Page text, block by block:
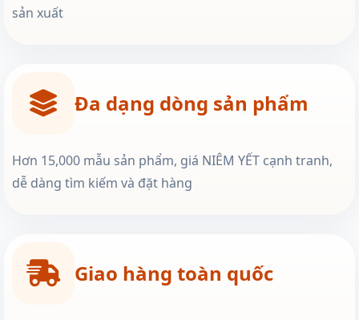
sản xuất
Đa dạng dòng sản phẩm
Hơn 15,000 mẫu sản phẩm, giá NIÊM YẾT cạnh tranh,
dễ dàng tìm kiếm và đặt hàng
Giao hàng toàn quốc